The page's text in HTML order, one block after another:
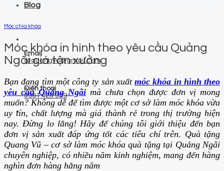
Email
qtquangvu@gmail.com
Điện thoại
0961 425 999
Blog
Móc chìa khóa
Móc khóa in hình theo yêu cầu Quảng
Ngãi giá tận xưởng
Bạn đang tìm một công ty sản xuất móc khóa in hình theo
yêu cầu Quảng Ngãi mà chưa chọn được đơn vị mong
muốn? Không dễ để tìm được một cơ sở làm móc khóa vừa
uy tín, chất lượng mà giá thành rẻ trong thị trường hiện
nay. Đừng lo lắng! Hãy để chúng tôi giới thiệu đến bạn
đơn vị sản xuất đáp ứng tốt các tiêu chí trên. Quà tặng
Quang Vũ – cơ sở làm móc khóa quà tặng tại Quảng Ngãi
chuyên nghiệp, có nhiều năm kinh nghiệm, mang đến hàng
nghìn đơn hàng hằng năm